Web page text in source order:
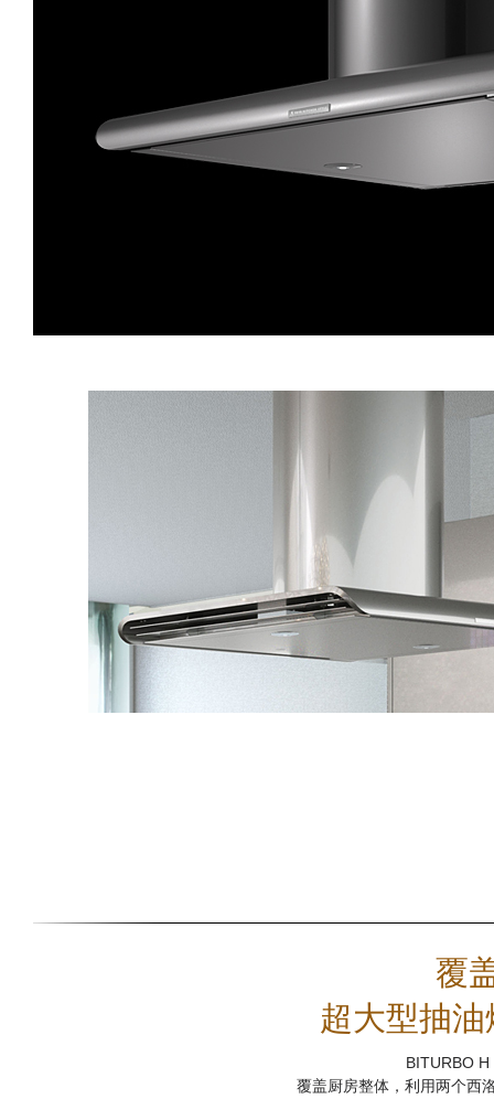
覆
超大型抽
BITURBO
覆盖厨房整体，利用两个西